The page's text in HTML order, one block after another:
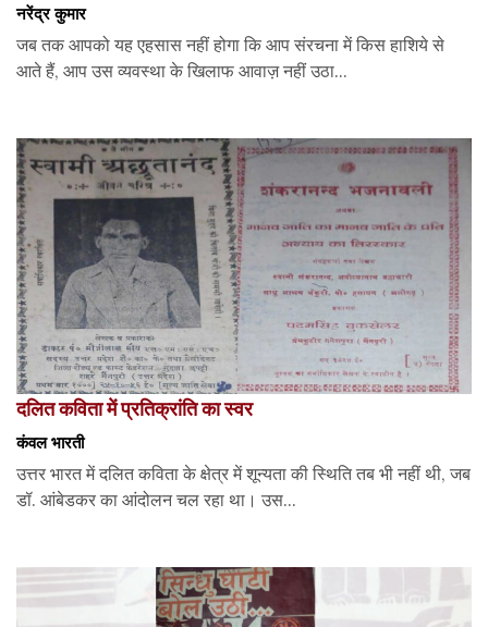
नरेंद्र कुमार
जब तक आपको यह एहसास नहीं होगा कि आप संरचना में किस हाशिये से
आते हैं, आप उस व्यवस्था के खिलाफ आवाज़ नहीं उठा...
दलित कविता में प्रतिक्रांति का स्वर
कंवल भारती
उत्तर भारत में दलित कविता के क्षेत्र में शून्यता की स्थिति तब भी नहीं थी, जब
डॉ. आंबेडकर का आंदोलन चल रहा था। उस...